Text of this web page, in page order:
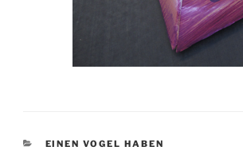
KATEGORIEN
EINEN VOGEL HABEN